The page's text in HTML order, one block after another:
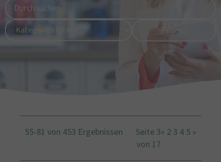
55-81 von 453 Ergebnissen
Seite 3
von 17
« 2 3 4 5 »